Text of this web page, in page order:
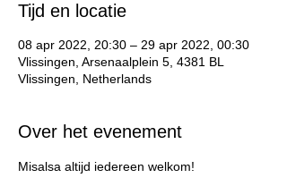
Tijd en locatie
08 apr 2022, 20:30 – 29 apr 2022, 00:30
Vlissingen, Arsenaalplein 5, 4381 BL
Vlissingen, Netherlands
Over het evenement
Misalsa altijd iedereen welkom!